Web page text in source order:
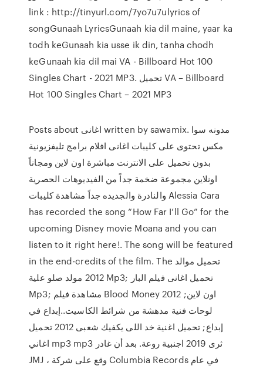
link : http://tinyurl.com/7yo7u7ulyrics of
songGunaah LyricsGunaah kia dil maine, yaar ka
todh keGunaah kia usse ik din, tanha chodh
keGunaah kia dil mai VA - Billboard Hot 100
Singles Chart - 2021 MP3. تحميل VA – Billboard
Hot 100 Singles Chart – 2021 MP3
Posts about اغانى written by sawamix. مدونه سوا
مكس تحتوى على كليبات اغانى افلام برامج تليفزيونية
بدون تحميل على الانترنت مباشرة اون لاين ومجاناً
اونلاين مجموعة ضخمة جداً من الفيديوهات الحصرية
والنادرة والجديده جداً مشاهدة كليبات Alessia Cara
has recorded the song “How Far I’ll Go” for the
upcoming Disney movie Moana and you can
listen to it right here!. The song will be featured
in the end-credits of the film. The تحميل موالد
2012 مولد صلو علية Mp3; تحميل اغانى فيلم البار
Mp3; مشاهدة فيلم Blood Money 2012 اون لاين;
لوحات فنية مدهشة من شرائط الكاسيت..إبداع في
إبداع; تحميل اغنية خد اللى يكفيك شعبى 2012 تحميل
اغاني mp3 mp3 ثرى 2019 اجنبية روعة. بعد أن غادر
JMJ ، وقع على شركة Columbia Records في عام